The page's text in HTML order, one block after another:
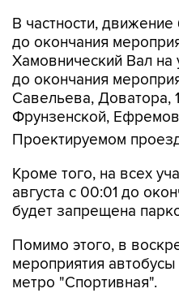
В частности,
до окончания
Хамовнический Вал на
до окончания
Савельева, Доватора,
Фрунзенской,
Проектируемом
Кроме того, на всех
августа с 00:01 до
будет запрещена
Помимо этого, в
мероприятия
метро "Спортивная".